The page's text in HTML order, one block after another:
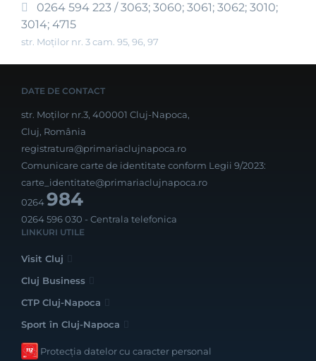
0264 594 223 / 3063; 3060; 3061; 3062; 3010;
3014; 4715
str. Moților nr. 3 cam. 95, 96, 97
DATE DE CONTACT
str. Moților nr.3, 400001 Cluj-Napoca,
Cluj, România
registratura@primariaclujnapoca.ro
Comunicare carte de identitate conform Legii 9/2023:
carte_identitate@primariaclujnapoca.ro
0264984
0264 596 030 - Centrala telefonica
LINKURI UTILE
Visit Cluj
Cluj Business
CTP Cluj-Napoca
Sport în Cluj-Napoca
Protecția datelor cu caracter personal